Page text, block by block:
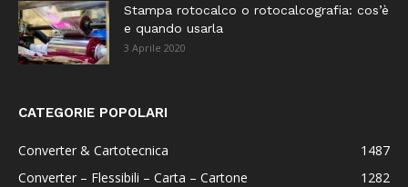
Stampa rotocalco o rotocalcografia: cos’è
e quando usarla
3 Aprile 2020
CATEGORIE POPOLARI
Converter & Cartotecnica
1487
Converter – Flessibili – Carta – Cartone
1282